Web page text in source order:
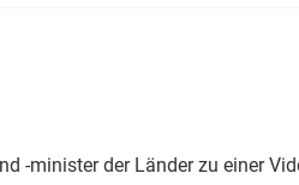
-minister der Länder zu einer